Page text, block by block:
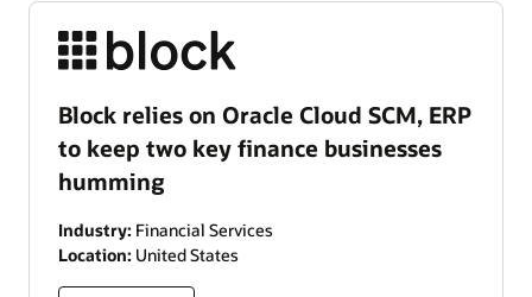
Block relies on Oracle Cloud SCM, ERP
to keep two key finance businesses
humming
Industry: Financial Services
Location: United States